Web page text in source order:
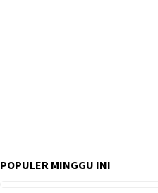
POPULER MINGGU INI